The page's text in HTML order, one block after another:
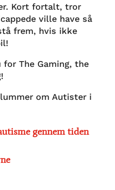
Kort fortalt, tror
ville have så
frem, hvis ikke
for The Gaming, the
om Autister i
gennem tiden